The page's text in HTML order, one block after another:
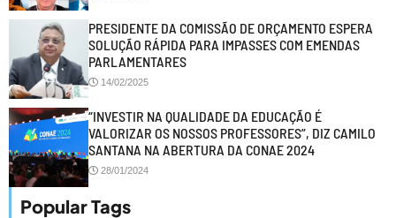
PRESIDENTE DA COMISSÃO DE ORÇAMENTO ESPERA
SOLUÇÃO RÁPIDA PARA IMPASSES COM EMENDAS
PARLAMENTARES
14/02/2025
“INVESTIR NA QUALIDADE DA EDUCAÇÃO É
VALORIZAR OS NOSSOS PROFESSORES”, DIZ CAMILO
SANTANA NA ABERTURA DA CONAE 2024
28/01/2024
Popular Tags